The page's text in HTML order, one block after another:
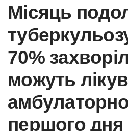
Місяць
70%
можуть
першого дня